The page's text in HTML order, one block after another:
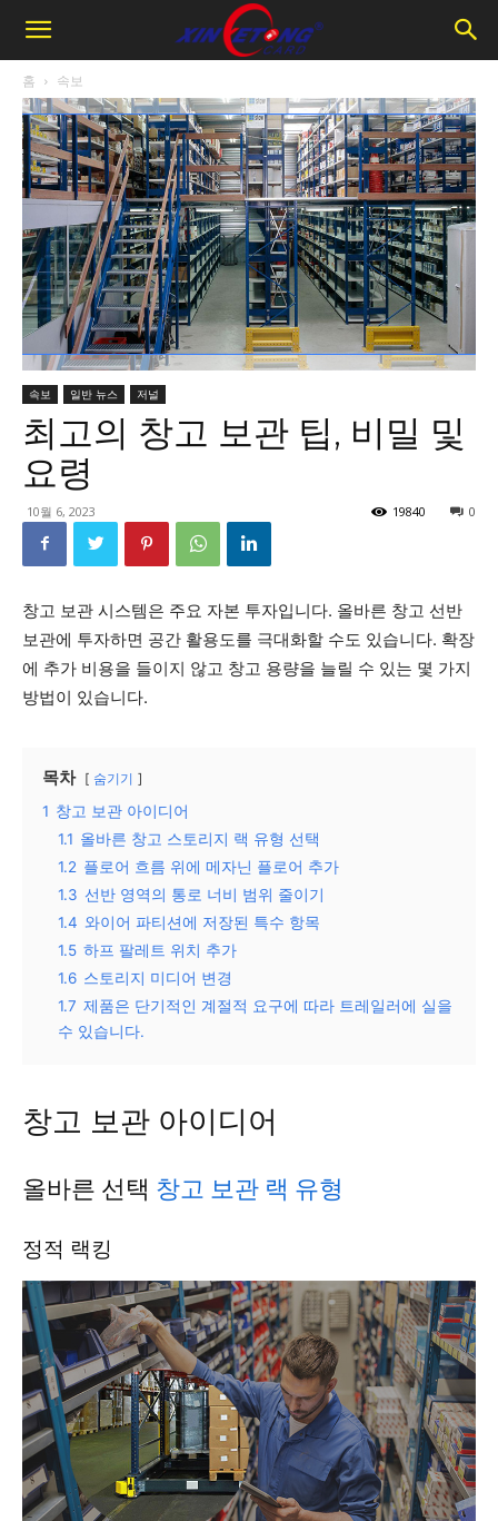
홈 속보
속보 일반 뉴스 저널
최고의 창고 보관 팁, 비밀 및
요령
10월 6, 2023 0
19840
창고 보관 시스템은 주요 자본 투자입니다. 올바른 창고 선반
보관에 투자하면 공간 활용도를 극대화할 수도 있습니다. 확장
에 추가 비용을 들이지 않고 창고 용량을 늘릴 수 있는 몇 가지
방법이 있습니다.
목차 숨기기
1 창고 보관 아이디어
1.1 올바른 창고 스토리지 랙 유형 선택
1.2 플로어 흐름 위에 메자닌 플로어 추가
1.3 선반 영역의 통로 너비 범위 줄이기
1.4 와이어 파티션에 저장된 특수 항목
1.5 하프 팔레트 위치 추가
1.6 스토리지 미디어 변경
1.7 제품은 단기적인 계절적 요구에 따라 트레일러에 실을
수 있습니다.
창고 보관 아이디어
올바른 선택 창고 보관 랙 유형
정적 랙킹